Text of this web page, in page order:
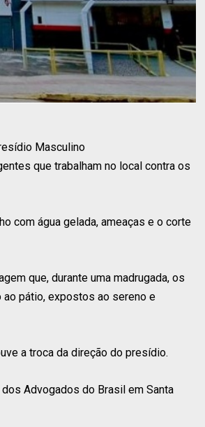
Masculino
que trabalham no local contra os
com água gelada, ameaças e o corte
que, durante uma madrugada, os
pátio, expostos ao sereno e
a troca da direção do presídio.
Advogados do Brasil em Santa